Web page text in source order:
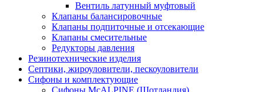
Вентиль латунный муфтовый
Клапаны балансировочные
Клапаны подпиточные и отсекающие
Клапаны смесительные
Редукторы давления
Резинотехнические изделия
Септики, жироуловители, пескоуловители
Сифоны и комплектующие
Сифоны McALPINE (Шотландия)